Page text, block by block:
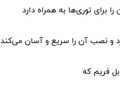
برای توری‌ها به همراه دارد
و نصب آن را سریع و آسان می‌کند
فریم که